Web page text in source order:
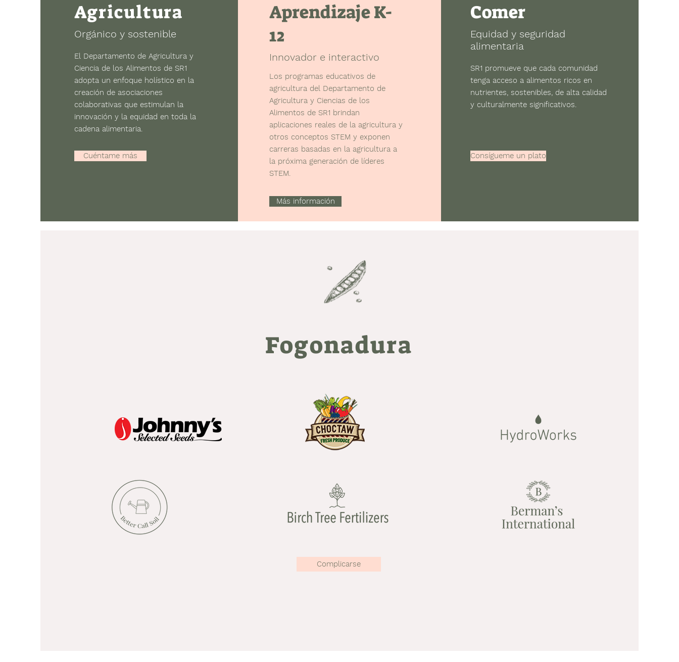
Agricultura
Orgánico y sostenible
El Departamento de Agricultura y
Ciencia de los Alimentos de SR1
adopta un enfoque holístico en la
creación de asociaciones
colaborativas que estimulan la
innovación y la equidad en toda la
cadena alimentaria.
Cuéntame más
Aprendizaje K-
12
Innovador e interactivo
Los programas educativos de
agricultura del Departamento de
Agricultura y Ciencias de los
Alimentos de SR1 brindan
aplicaciones reales de la agricultura y
otros conceptos STEM y exponen
carreras basadas en la agricultura a
la próxima generación de líderes
STEM.
Más información
Comer
Equidad y seguridad
alimentaria
SR1 promueve que cada comunidad
tenga acceso a alimentos ricos en
nutrientes, sostenibles, de alta calidad
y culturalmente significativos.
Consígueme un plato
Fogonadura
Complicarse